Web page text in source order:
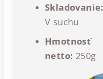
Skladovanie:
V suchu
Hmotnosť
netto: 250g